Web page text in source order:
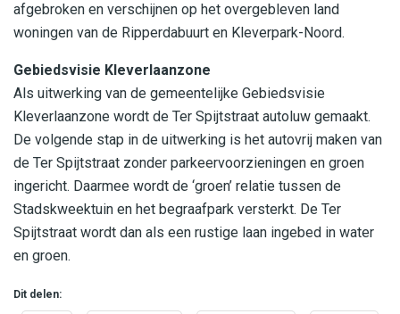
afgebroken en verschijnen op het overgebleven land
woningen van de Ripperdabuurt en Kleverpark-Noord.
Gebiedsvisie Kleverlaanzone
Als uitwerking van de gemeentelijke Gebiedsvisie
Kleverlaanzone wordt de Ter Spijtstraat autoluw gemaakt.
De volgende stap in de uitwerking is het autovrij maken van
de Ter Spijtstraat zonder parkeervoorzieningen en groen
ingericht. Daarmee wordt de ‘groen’ relatie tussen de
Stadskweektuin en het begraafpark versterkt. De Ter
Spijtstraat wordt dan als een rustige laan ingebed in water
en groen.
Dit delen: